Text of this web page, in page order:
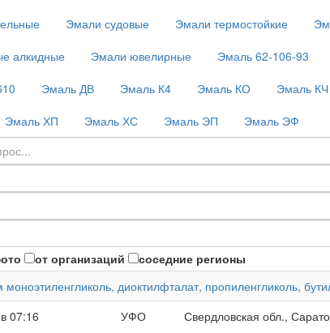
Эмали судовые Эмали термостойкие
алкидные
Эмали ювелирные Эмаль 62-106-93
Эмаль ДВ Эмаль К4 Эмаль КО Эмаль КЧ
Эмаль ХП Эмаль ХС Эмаль ЭП Эмаль ЭФ
от организаций соседние регионы
моноэтиленгликоль, диоктилфталат, пропиленгликоль,
07:16
УФО Свердловская обл.,